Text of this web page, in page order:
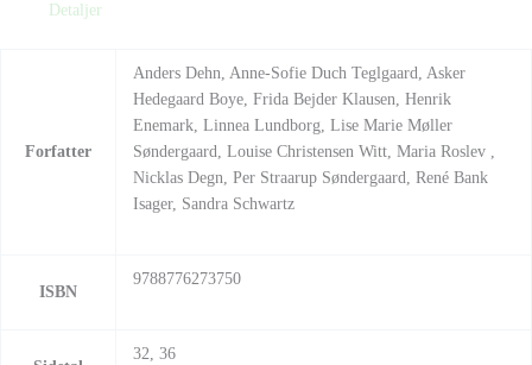
Detaljer
Forfatter
Anders Dehn, Anne-Sofie Duch Teglgaard, Asker
Hedegaard Boye, Frida Bejder Klausen, Henrik
Enemark, Linnea Lundborg, Lise Marie Møller
Søndergaard, Louise Christensen Witt, Maria Roslev ,
Nicklas Degn, Per Straarup Søndergaard, René Bank
Isager, Sandra Schwartz
ISBN
9788776273750
32, 36